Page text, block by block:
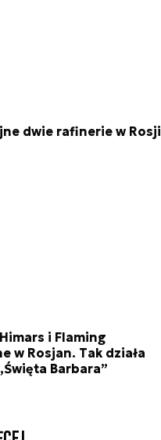
dwie rafinerie w Rosji
i Flaming
w Rosjan. Tak działa
Barbara”